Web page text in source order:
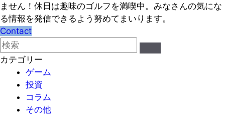
ません！休日は趣味のゴルフを満喫中。みなさんの気にな
る情報を発信できるよう努めてまいります。
Contact
カテゴリー
ゲーム
投資
コラム
その他